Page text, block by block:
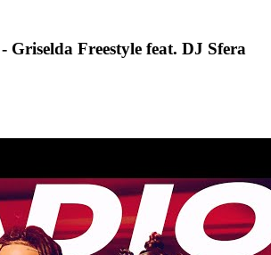
Freestyle feat. DJ Sfera